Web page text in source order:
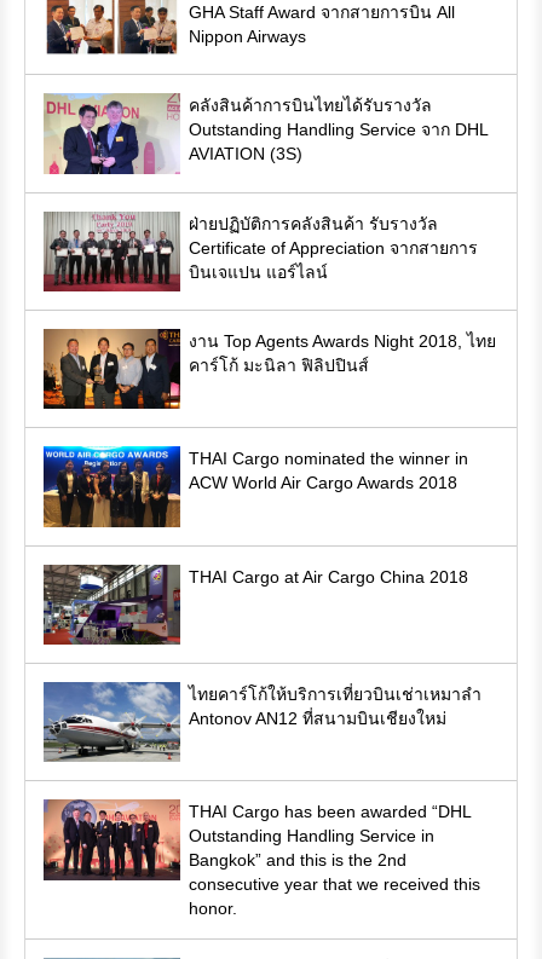
GHA Staff Award จากสายการบิน All
Nippon Airways
คลังสินค้าการบินไทยได้รับรางวัล
Outstanding Handling Service จาก DHL
AVIATION (3S)
ฝ่ายปฏิบัติการคลังสินค้า รับรางวัล
Certificate of Appreciation จากสายการ
บินเจแปน แอร์ไลน์
งาน Top Agents Awards Night 2018, ไทย
คาร์โก้ มะนิลา ฟิลิปปินส์
THAI Cargo nominated the winner in
ACW World Air Cargo Awards 2018
THAI Cargo at Air Cargo China 2018
ไทยคาร์โก้ให้บริการเที่ยวบินเช่าเหมาลำ
Antonov AN12 ที่สนามบินเชียงใหม่
THAI Cargo has been awarded “DHL
Outstanding Handling Service in
Bangkok” and this is the 2nd
consecutive year that we received this
honor.